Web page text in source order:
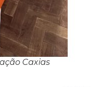
Caxias